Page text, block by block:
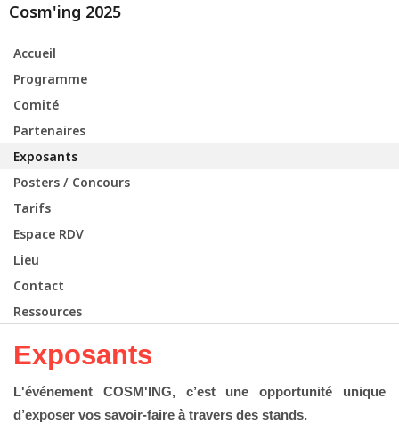
Cosm'ing 2025
Accueil
Programme
Comité
Partenaires
Exposants
Posters / Concours
Tarifs
Espace RDV
Lieu
Contact
Ressources
Exposants
L'événement COSM'ING, c’est une opportunité unique
d’exposer vos savoir-faire à travers des stands.